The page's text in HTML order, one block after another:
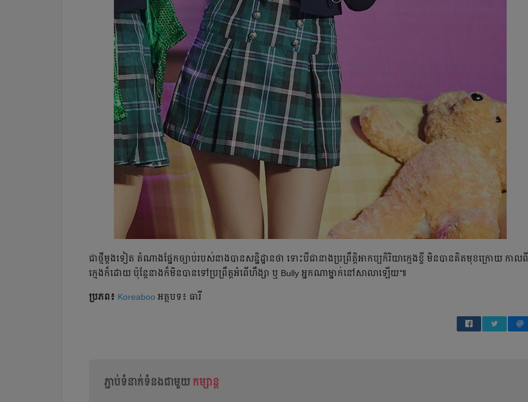
ជាថ្មីម្ដងទៀត តំណាងផ្នែកច្បាប់របស់នាងបានសន្និដ្ឋានថា ទោះបីជានាងប្រព្រឹត្តិអាកប្បកិរិយាក្មេងខ្ចី មិនបានគិតមុខក្រោយ កាលពី
ក្មេងក៏ដោយ ប៉ុន្តែនាងក៏មិនបានទៅប្រព្រឹត្តអំពើហឹង្សា ឬ Bully អ្នកណាម្នាក់នៅសាលាឡើយ៕​
ប្រភព៖ Koreaboo អត្ថបទ៖ ធារី
ភ្ជាប់ទំនាក់ទំនងជាមួយ កម្សាន្ត